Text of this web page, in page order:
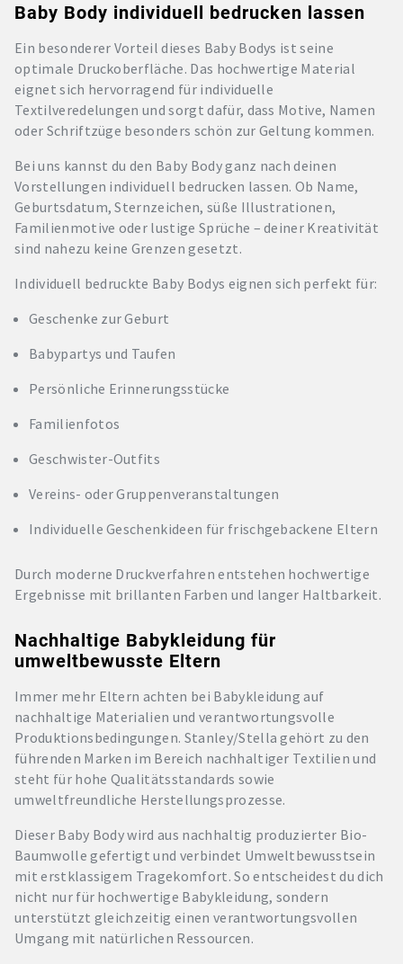
Baby Body individuell bedrucken lassen
Ein besonderer Vorteil dieses Baby Bodys ist seine
optimale Druckoberfläche. Das hochwertige Material
eignet sich hervorragend für individuelle
Textilveredelungen und sorgt dafür, dass Motive, Namen
oder Schriftzüge besonders schön zur Geltung kommen.
Bei uns kannst du den Baby Body ganz nach deinen
Vorstellungen individuell bedrucken lassen. Ob Name,
Geburtsdatum, Sternzeichen, süße Illustrationen,
Familienmotive oder lustige Sprüche – deiner Kreativität
sind nahezu keine Grenzen gesetzt.
Individuell bedruckte Baby Bodys eignen sich perfekt für:
Geschenke zur Geburt
Babypartys und Taufen
Persönliche Erinnerungsstücke
Familienfotos
Geschwister-Outfits
Vereins- oder Gruppenveranstaltungen
Individuelle Geschenkideen für frischgebackene Eltern
Durch moderne Druckverfahren entstehen hochwertige
Ergebnisse mit brillanten Farben und langer Haltbarkeit.
Nachhaltige Babykleidung für
umweltbewusste Eltern
Immer mehr Eltern achten bei Babykleidung auf
nachhaltige Materialien und verantwortungsvolle
Produktionsbedingungen. Stanley/Stella gehört zu den
führenden Marken im Bereich nachhaltiger Textilien und
steht für hohe Qualitätsstandards sowie
umweltfreundliche Herstellungsprozesse.
Dieser Baby Body wird aus nachhaltig produzierter Bio-
Baumwolle gefertigt und verbindet Umweltbewusstsein
mit erstklassigem Tragekomfort. So entscheidest du dich
nicht nur für hochwertige Babykleidung, sondern
unterstützt gleichzeitig einen verantwortungsvollen
Umgang mit natürlichen Ressourcen.